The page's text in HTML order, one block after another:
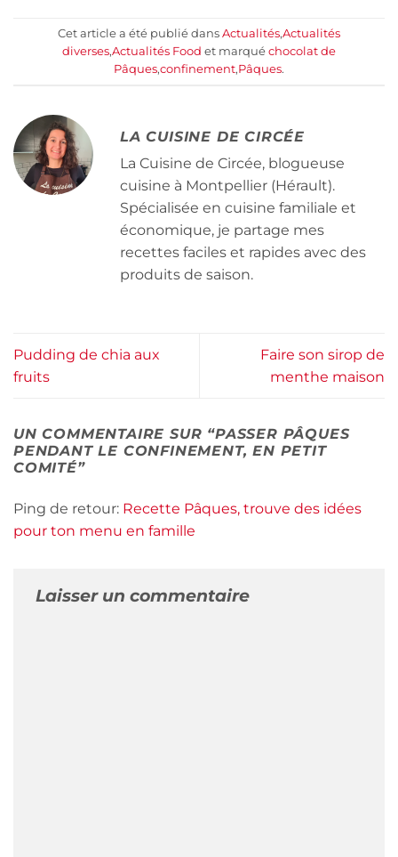
Cet article a été publié dans Actualités,Actualités
diverses,Actualités Food et marqué chocolat de
Pâques,confinement,Pâques.
LA CUISINE DE CIRCÉE
La Cuisine de Circée, blogueuse
cuisine à Montpellier (Hérault).
Spécialisée en cuisine familiale et
économique, je partage mes
recettes faciles et rapides avec des
produits de saison.
Pudding de chia aux
fruits
Faire son sirop de
menthe maison
UN COMMENTAIRE SUR “PASSER PÂQUES
PENDANT LE CONFINEMENT, EN PETIT
COMITÉ”
Ping de retour: Recette Pâques, trouve des idées
pour ton menu en famille
Laisser un commentaire